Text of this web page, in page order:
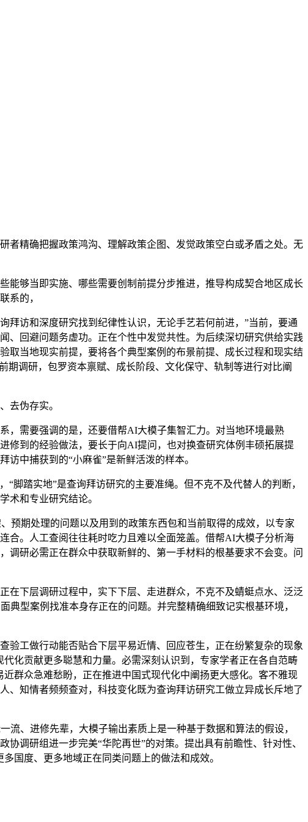
精确把握政策鸿沟、理解政策企图、发觉政策空白或矛盾之处。无
够当即实施、哪些需要创制前提分步推进，推导构成契合地区成长
系的，
访和深度研究找到纪律性认识，无论手艺若何前进，”当前，要通
、回避问题务虚功。正在个性中发觉共性。为后续深切研究供给实践
取当地现实前提，要将各个典型案例的布景前提、成长过程和现实结
调研，包罗资本禀赋、成长阶段、文化保守、轨制等进行对比阐
去伪存实。
需要强调的是，还要借帮AI大模子集智汇力。对当地环境最熟
修到的经验做法，要长于向AI提问，也对换查研究体例丰硕拓展提
中捕获到的“小麻雀”是新鲜活泼的样本。
踏实地”是查询拜访研究的主要准绳。但不克不及代替人的判断，
术和专业研究结论。
期处理的问题以及用到的政策东西包和当前取得的成效，以专家
合。人工查阅往往耗时吃力且难以全面笼盖。借帮AI大模子分析海
调研必需正在群众中获取新鲜的、第一手材料的根基要求不会变。问
下层调研过程中，实下下层、走进群众，不克不及蜻蜓点水、泛泛
型案例找准本身存正在的问题。并完整精确细致记实根基环境，
工做行动能否贴合下层平易近情、回应苍生，正在纷繁复杂的现象
化贡献更多聪慧和力量。必需深刻认识到，专家学者正在各自范畴
群众急难愁盼，正在推进中国式现代化中阐扬更大感化。客不雅现
、知情者频频查对，科技变化既为查询拜访研究工做立异成长斥地了
、进修先辈，大模子输出素质上是一种基于数据和算法的假设，
调研组进一步完美“华陀再世”的对策。提出具有前瞻性、针对性、
国度、更多地域正在同类问题上的做法和成效。